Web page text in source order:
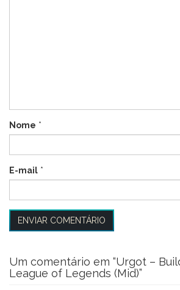
Nome *
E-mail *
Um comentário em “Urgot –
League of Legends (Mid)”